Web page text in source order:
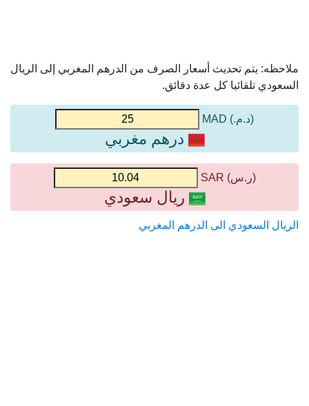
ملاحظه: يتم تحديث أسعار الصرف من الدرهم المغربي إلى الريال
السعودي تلقائيا كل عدة دقائق.
(د.م.) MAD
درهم مغربي
(ر.س) SAR
ريال سعودي
الريال السعودي الى الدرهم المغربي